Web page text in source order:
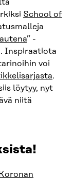
School of
” -
Inspiraatiota
voi
.
löytyy, nyt
niitä
Koronan